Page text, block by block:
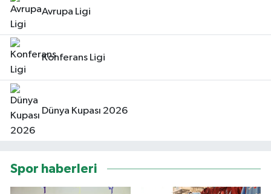
Avrupa Ligi
Konferans Ligi
Dünya Kupası 2026
Spor haberleri